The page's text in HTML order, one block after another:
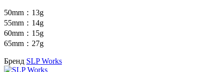
50mm：13g
55mm：14g
60mm：15g
65mm：27g
Бренд SLP Works